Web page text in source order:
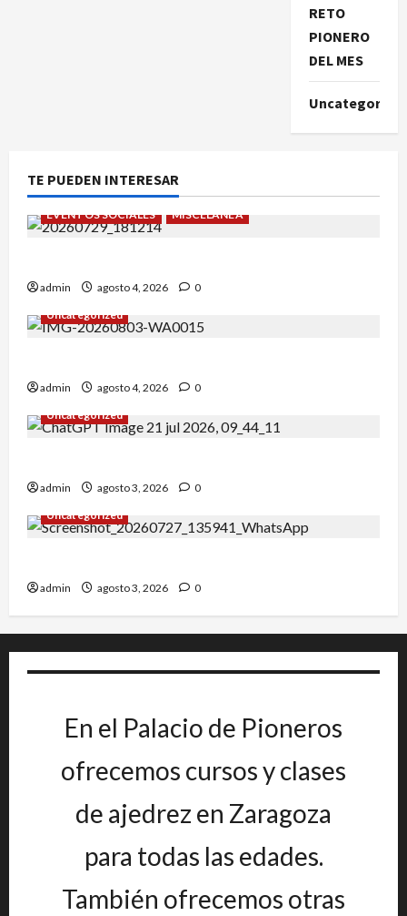
RETO
PIONERO
DEL MES
Uncategorized
TE PUEDEN INTERESAR
EVENTOS SOCIALES MISCELÁNEA
admin agosto 4, 2026
0
Uncategorized
admin agosto 4, 2026
0
Uncategorized
admin agosto 3, 2026
0
Uncategorized
admin agosto 3, 2026 0
En el Palacio de Pioneros
ofrecemos cursos y clases
de ajedrez en Zaragoza
para todas las edades.
También ofrecemos otras